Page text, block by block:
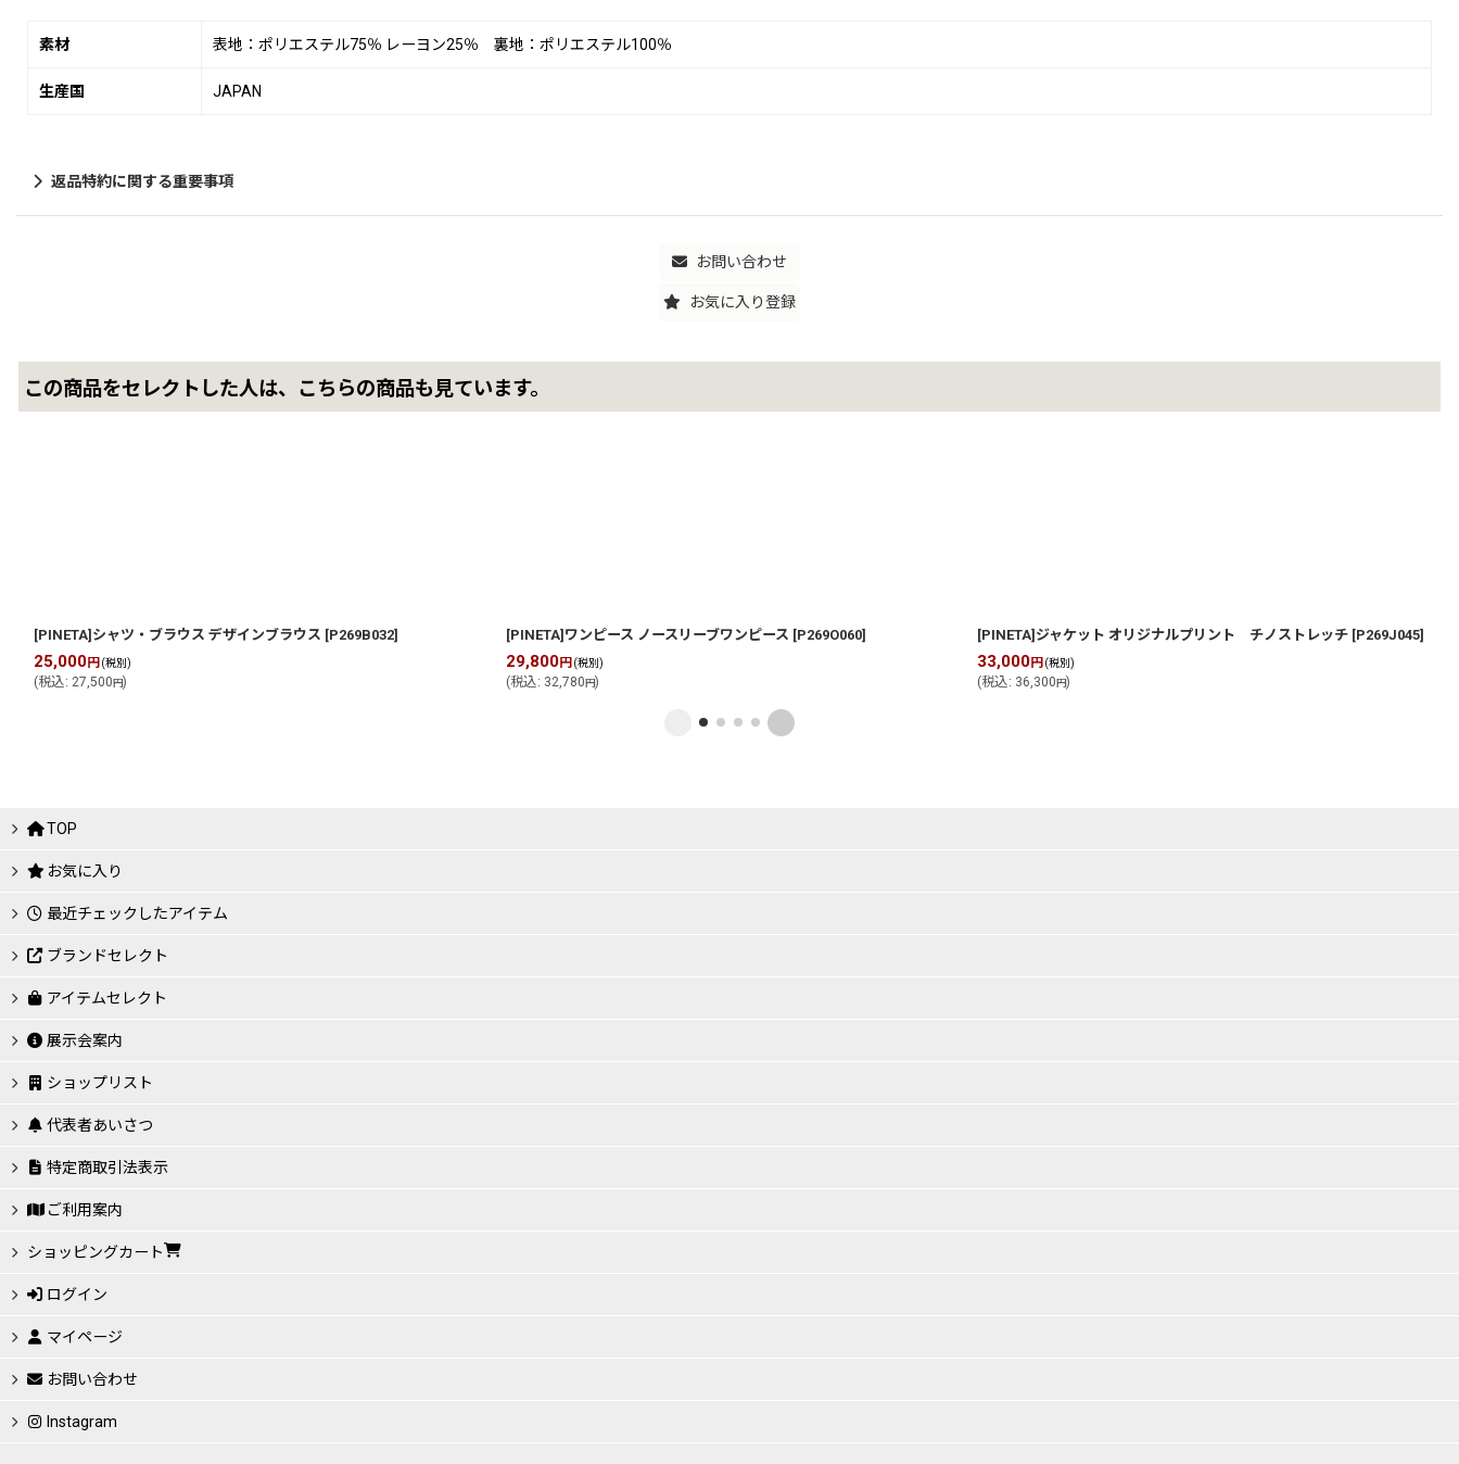
素材 表地：ポリエステル75％ レーヨン25％ 裏地：ポリエステル100％
生産国 JAPAN
返品特約に関する重要事項
お問い合わせ
お気に入り登録
この商品をセレクトした人は、こちらの商品も見ています。
[PINETA]シャツ・ブラウス デザインブラウス [P269B032]
25,000円 (税別)
(税込: 27,500円)
[PINETA]ワンピース ノースリーブワンピース [P269O060]
29,800円 (税別)
(税込: 32,780円)
[PINETA]ジャケット オリジナルプリント チノストレッチ [P269J045]
33,000円 (税別)
(税込: 36,300円)
TOP
お気に入り
最近チェックしたアイテム
ブランドセレクト
アイテムセレクト
展示会案内
ショップリスト
代表者あいさつ
特定商取引法表示
ご利用案内
ショッピングカート
ログイン
マイページ
お問い合わせ
Instagram